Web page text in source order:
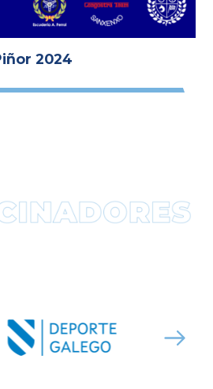
2024